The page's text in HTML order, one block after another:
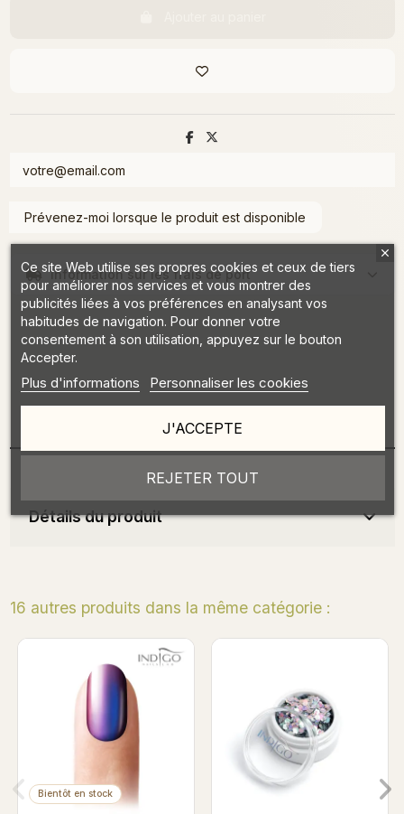
Information sur les frais de port
Détails du produit
16 autres produits dans la même catégorie :
Mini Nail Forms Court
Ce site Web utilise ses propres cookies et ceux de tiers
pour améliorer nos services et vous montrer des
publicités liées à vos préférences en analysant vos
habitudes de navigation. Pour donner votre
consentement à son utilisation, appuyez sur le bouton
Accepter.
Plus d'informations Personnaliser les cookies
REJETER TOUT
J'ACCEPTE